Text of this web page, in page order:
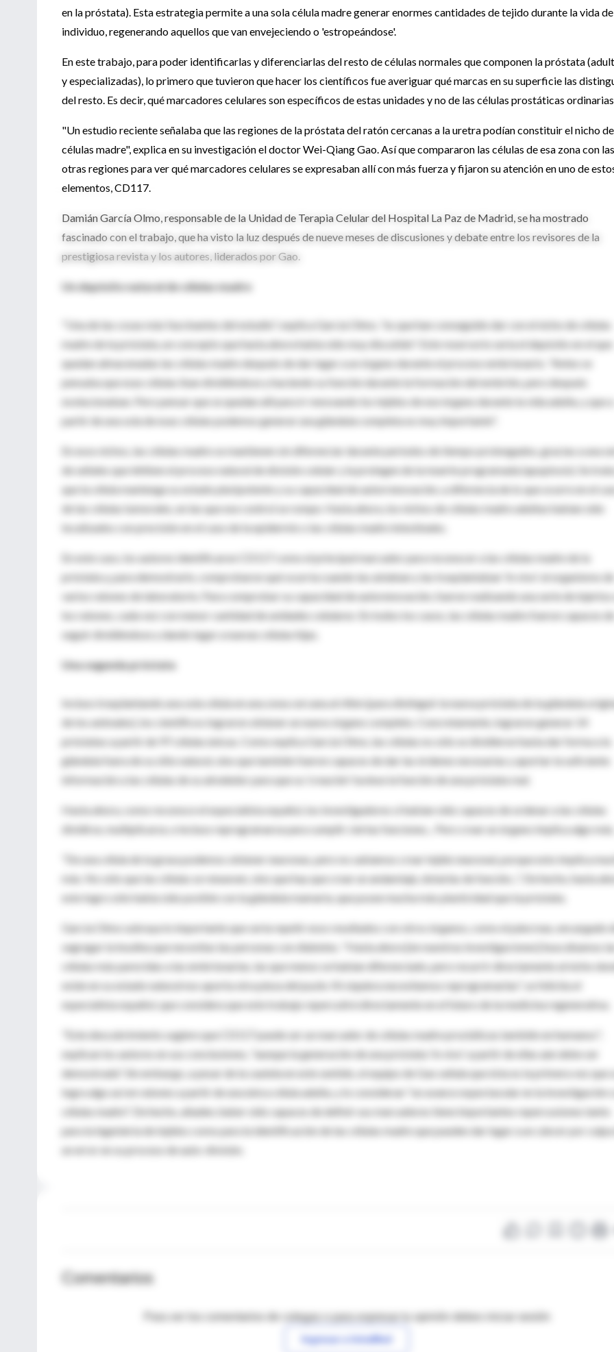
en la próstata). Esta estrategia permite a una sola célula madre generar enormes cantidades de tejido durante la vida
individuo, regenerando aquellos que van envejeciendo o 'estropeándose'.
En este trabajo, para poder identificarlas y diferenciarlas del resto de células normales que componen la próstata
y especializadas), lo primero que tuvieron que hacer los científicos fue averiguar qué marcas en su superficie las
del resto. Es decir, qué marcadores celulares son específicos de estas unidades y no de las células prostáticas ordinarias.
"Un estudio reciente señalaba que las regiones de la próstata del ratón cercanas a la uretra podían constituir el nicho de
células madre", explica en su investigación el doctor Wei-Qiang Gao. Así que compararon las células de esa zona con
otras regiones para ver qué marcadores celulares se expresaban allí con más fuerza y fijaron su atención en uno de
elementos, CD117.
Damián García Olmo, responsable de la Unidad de Terapia Celular del Hospital La Paz de Madrid, se ha mostrado
fascinado con el trabajo, que ha visto la luz después de nueve meses de discusiones y debate entre los revisores de la
prestigiosa revista y los autores, liderados por Gao.
Un depósito natural de células madre
"Una de las cosas más fascinantes del estudio", explica García Olmo, "es que han conseguido dar con el nicho de células
madre de la próstata, un concepto que hasta ahora había sido muy discutido". Este reservorio sería el depósito en el que
quedan almacenadas las células madre después de dar lugar a un órgano durante el proceso embrionario. "Antes se
pensaba que esas células iban dividiéndose y haciendo su función durante la formación del embrión, pero después
evolucionaban. Pero pensar que se quedan allí para ir renovando los tejidos de ese órgano durante la vida adulta, y que a
partir de una sola de esas células podemos generar una glándula completa es muy importante".
En esos nichos, las células madre se mantienen sin diferenciar durante periodos de tiempo prolongados, gracias a una
de señales que inhiben el proceso natural de división celular y la protegen de la muerte programada (apoptosis). Se
que la célula mantenga su estado pluripotente y su capacidad de autorrenovación, a diferencia de lo que ocurre en el
de las células tumorales, en las que ese control se rompe. Hasta ahora, los nichos de células madre adultas habían sido
localizados con precisión en el caso de la epidermis o las células madre intestinales.
En este caso, los autores identificaron CD117 como el principal marcador para reconocer a las células madre de la
próstata y, para demostrarlo, comprobaron qué ocurría cuando las aislaban y las trasplantaban 'in vivo' al organismo de
varios ratones de laboratorio. Para comprobar su capacidad de autorenovación, fueron realizando una serie de injertos a
los ratones, cada vez con menor cantidad de unidades celulares: En todos los casos, las células madre fueron capaces de
seguir dividiéndose y dando lugar a nuevas células hijas.
Una segunda próstata
Incluso trasplantando una sola célula en una zona cercana al riñón (para distinguir la nueva próstata de la glándula
de los animales), los científicos lograron obtener un nuevo órgano completo. Concretamente, lograron generar 14
próstatas a partir de 97 células únicas. Como explica García Olmo, las células no sólo se dividieron hasta dar forma a la
glándula fuera de su sitio natural, sino que también fueron capaces de dar las órdenes necesarias y aportar la suficiente
información a las células de su alrededor para que su 'creación' tuviese la función de una próstata real.
Hasta ahora, como reconoce el especialista español, los investigadores sí habían sido capaces de ordenar a las células
dividirse, multiplicarse, e incluso reprogramarse para cumplir ciertas funciones... Pero crear un órgano implica algo más.
"De una célula de la grasa podemos obtener neuronas, pero no sabíamos crear tejido neuronal, porque esto implica
más. No sólo que las células se renueven, sino que hay que crear un andamiaje, dotarlas de función...". De hecho, hasta
este logro sólo había sido posible con la glándula mamaria, que posee mucha más plasticidad que la próstata.
García Olmo subraya lo importante que sería repetir esos resultados con otros órganos, como el páncreas, encargado
segregar la insulina que necesitas las personas con diabetes. "Hasta ahora [en nuestras investigaciones] buscábamos
células más parecidas a las embrionarias, las que menos se habían diferenciado, pero recurrir directamente al nicho
están en su estado natural nos aporta otra pieza del puzle. Ni siquiera necesitamos reprogramarlas", se felicita el
especialista español, que considera que este trabajo repercutirá directamente en el futuro de la medicina regenerativa.
"Este descubrimiento sugiere que CD117 puede ser un marcador de células madre prostáticas también en humanos",
explican los autores en sus conclusiones, "aunque la generación de una próstata 'in vivo' a partir de ellas aún debe ser
demostrada". Sin embargo, a pesar de la cautela en este sentido, el equipo de Gao señala que ésta es la primera vez que
logra algo así en ratones a partir de una única célula adulta, y lo consideran "un avance espectacular en la investigación
células madre". De hecho, añaden, haber sido capaces de definir sus marcadores tiene importantes repercusiones tanto
para la ingeniería de tejidos como para la identificación de las células madre que pueden dar lugar a un cáncer por culpa
un error en su proceso de auto-división.
Comentarios
Para ver los comentarios de colegas o para expresar tu opinión debes iniciar sesión
Ingresar a IntraMed